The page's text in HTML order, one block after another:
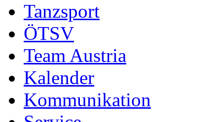
Tanzsport
ÖTSV
Team Austria
Kalender
Kommunikation